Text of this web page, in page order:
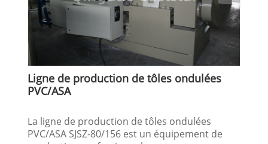
Ligne de production de tôles ondulées
PVC/ASA
La ligne de production de tôles ondulées
PVC/ASA SJSZ-80/156 est un équipement de